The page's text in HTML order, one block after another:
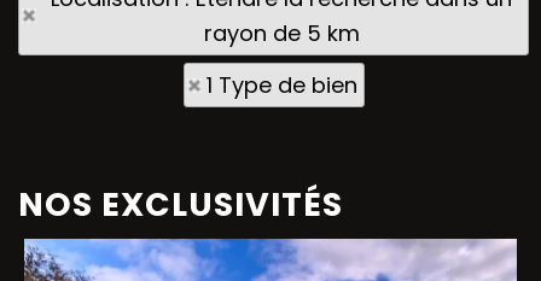
rayon de 5 km
1 Type de bien
NOS EXCLUSIVITÉS